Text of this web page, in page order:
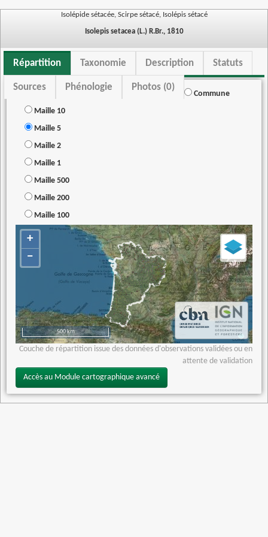
Isolépide sétacée, Scirpe sétacé, Isolépis sétacé
Isolepis setacea (L.) R.Br., 1810
Répartition Taxonomie Description Statuts
Sources Phénologie Photos (0)
Commune
Maille 10
Maille 5
Maille 2
Maille 1
Maille 500
Maille 200
Maille 100
+
−
500 km
Couche de répartition issue des données d'observations validées ou en
attente de validation
Accès au Module cartographique avancé